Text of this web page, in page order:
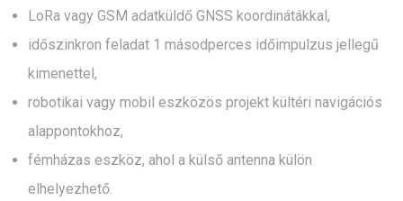
LoRa vagy GSM adatküldő GNSS koordinátákkal,
időszinkron feladat 1 másodperces időimpulzus jellegű
kimenettel,
robotikai vagy mobil eszközös projekt kültéri navigációs
alappontokhoz,
fémházas eszköz, ahol a külső antenna külön
elhelyezhető.